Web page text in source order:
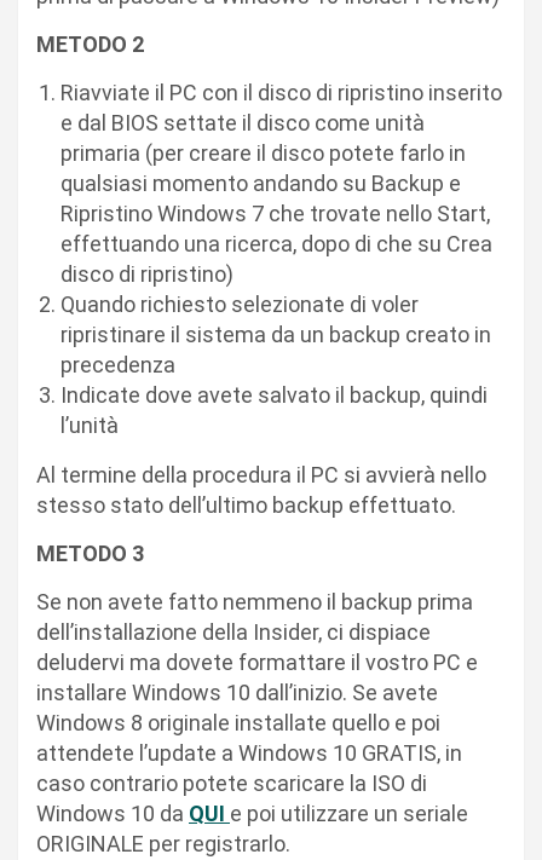
METODO 2
Riavviate il PC con il disco di ripristino inserito
e dal BIOS settate il disco come unità
primaria (per creare il disco potete farlo in
qualsiasi momento andando su Backup e
Ripristino Windows 7 che trovate nello Start,
effettuando una ricerca, dopo di che su Crea
disco di ripristino)
Quando richiesto selezionate di voler
ripristinare il sistema da un backup creato in
precedenza
Indicate dove avete salvato il backup, quindi
l’unità
Al termine della procedura il PC si avvierà nello
stesso stato dell’ultimo backup effettuato.
METODO 3
Se non avete fatto nemmeno il backup prima
dell’installazione della Insider, ci dispiace
deludervi ma dovete formattare il vostro PC e
installare Windows 10 dall’inizio. Se avete
Windows 8 originale installate quello e poi
attendete l’update a Windows 10 GRATIS, in
caso contrario potete scaricare la ISO di
Windows 10 da QUI e poi utilizzare un seriale
ORIGINALE per registrarlo.